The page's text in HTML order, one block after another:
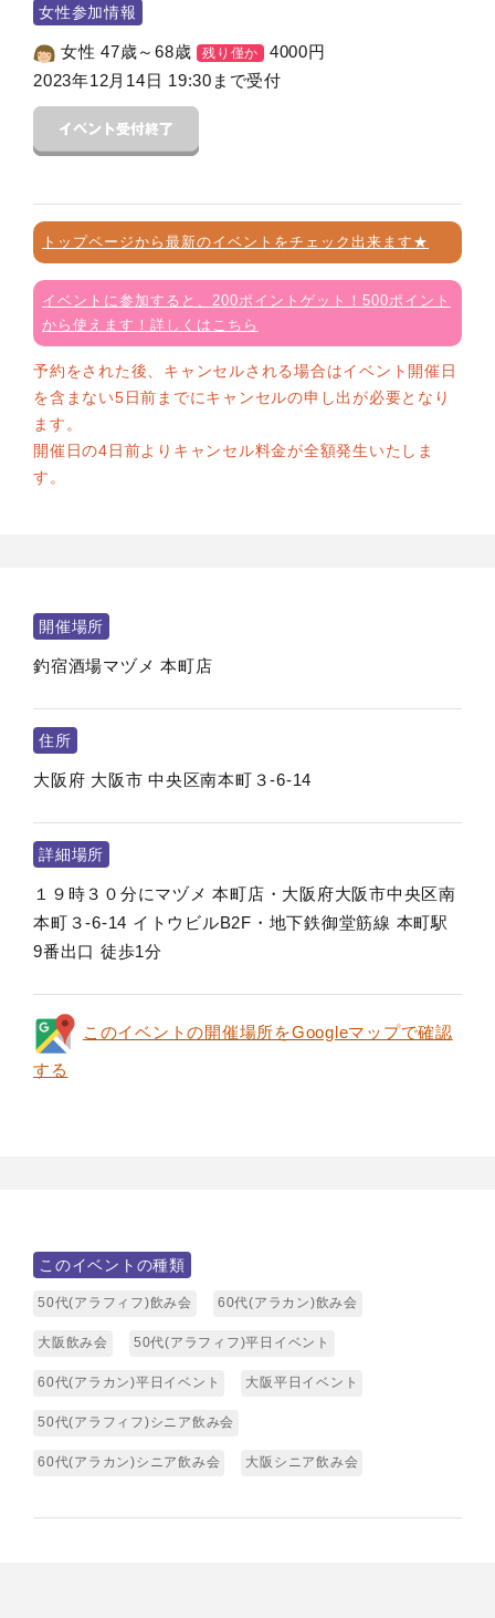
女性参加情報
女性 47歳～68歳 残り僅か 4000円
2023年12月14日 19:30まで受付
トップページから最新のイベントをチェック出来ます★
イベントに参加すると、200ポイントゲット！500ポイント
から使えます！詳しくはこちら
予約をされた後、キャンセルされる場合はイベント開催日
を含まない5日前までにキャンセルの申し出が必要となり
ます。
開催日の4日前よりキャンセル料金が全額発生いたしま
す。
開催場所
釣宿酒場マヅメ 本町店
住所
大阪府 大阪市 中央区南本町３-6-14
詳細場所
１９時３０分にマヅメ 本町店・大阪府大阪市中央区南
本町３-6-14 イトウビルB2F・地下鉄御堂筋線 本町駅
9番出口 徒歩1分
このイベントの開催場所をGoogleマップで確認
する
このイベントの種類
50代(アラフィフ)飲み会 60代(アラカン)飲み会
大阪飲み会 50代(アラフィフ)平日イベント
60代(アラカン)平日イベント 大阪平日イベント
50代(アラフィフ)シニア飲み会
60代(アラカン)シニア飲み会 大阪シニア飲み会